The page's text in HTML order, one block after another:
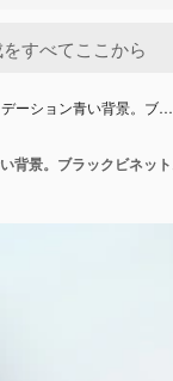
ーション青い背景。ブ…